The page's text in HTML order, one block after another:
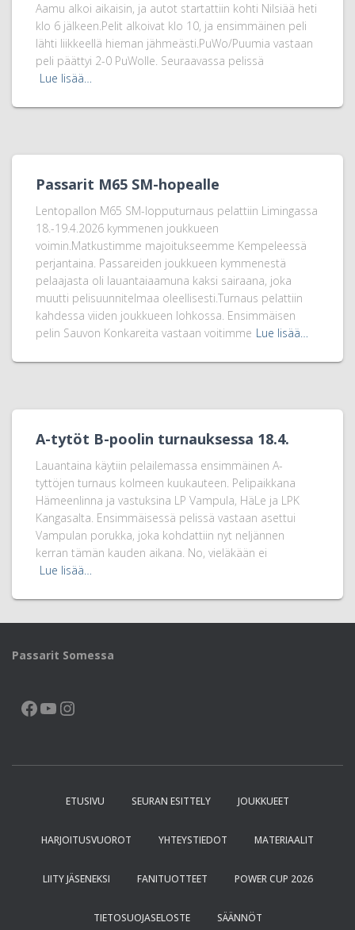
Aamu alkoi aikaisin, ja autot startattiin kohti Nilsiää heti
klo 6 jälkeen.Pelit alkoivat klo 10, ja ensimmäinen peli
lähti liikkeellä hieman jähmeästi.PuWo/Puumia vastaan
peli päättyi 2-0 PuWolle. Seuraavassa pelissä
Lue lisää…
Passarit M65 SM-hopealle
Lentopallon M65 SM-lopputurnaus pelattiin Limingassa
18.-19.4.2026 kymmenen joukkueen
voimin.Matkustimme majoitukseemme Kempeleessä
perjantaina. Passareiden joukkueen kymmenestä
pelaajasta oli lauantaiaamuna kaksi sairaana, joka
muutti pelisuunnitelmaa oleellisesti.Turnaus pelattiin
kahdessa viiden joukkueen lohkossa. Ensimmäisen
pelin Sauvon Konkareita vastaan voitimme Lue lisää…
A-tytöt B-poolin turnauksessa 18.4.
Lauantaina käytiin pelailemassa ensimmäinen A-
tyttöjen turnaus kolmeen kuukauteen. Pelipaikkana
Hämeenlinna ja vastuksina LP Vampula, HäLe ja LPK
Kangasalta. Ensimmäisessä pelissä vastaan asettui
Vampulan porukka, joka kohdattiin nyt neljännen
kerran tämän kauden aikana. No, vieläkään ei
Lue lisää…
Passarit Somessa
FACEBOOK YOUTUBE
ETUSIVU SEURAN ESITTELY JOUKKUEET
HARJOITUSVUOROT YHTEYSTIEDOT MATERIAALIT
LIITY JÄSENEKSI FANITUOTTEET POWER CUP 2026
TIETOSUOJASELOSTE SÄÄNNÖT